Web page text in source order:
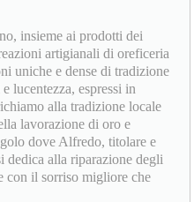
insieme ai prodotti dei
artigianali di oreficeria
uniche e dense di tradizione
lucentezza, espressi in
alla tradizione locale
lavorazione di oro e
dove Alfredo, titolare e
alla riparazione degli
con il sorriso migliore che